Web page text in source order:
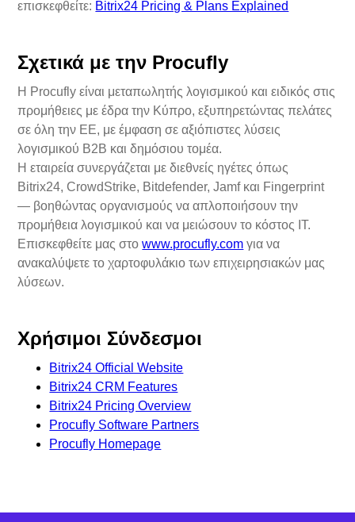
επισκεφθείτε: Bitrix24 Pricing & Plans Explained
Σχετικά με την Procufly
Η Procufly είναι μεταπωλητής λογισμικού και ειδικός στις
προμήθειες με έδρα την Κύπρο, εξυπηρετώντας πελάτες
σε όλη την ΕΕ, με έμφαση σε αξιόπιστες λύσεις
λογισμικού B2B και δημόσιου τομέα.
Η εταιρεία συνεργάζεται με διεθνείς ηγέτες όπως
Bitrix24, CrowdStrike, Bitdefender, Jamf και Fingerprint
— βοηθώντας οργανισμούς να απλοποιήσουν την
προμήθεια λογισμικού και να μειώσουν το κόστος IT.
Επισκεφθείτε μας στοwww.procufly.com για να
ανακαλύψετε το χαρτοφυλάκιο των επιχειρησιακών μας
λύσεων.
Χρήσιμοι Σύνδεσμοι
Bitrix24 Official Website
Bitrix24 CRM Features
Bitrix24 Pricing Overview
Procufly Software Partners
Procufly Homepage